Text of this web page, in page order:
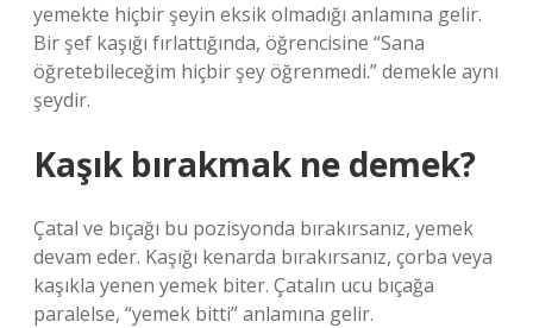
yemekte hiçbir şeyin eksik olmadığı anlamına gelir.
Bir şef kaşığı fırlattığında, öğrencisine “Sana
öğretebileceğim hiçbir şey öğrenmedi.” demekle aynı
şeydir.
Kaşık bırakmak ne demek?
Çatal ve bıçağı bu pozisyonda bırakırsanız, yemek
devam eder. Kaşığı kenarda bırakırsanız, çorba veya
kaşıkla yenen yemek biter. Çatalın ucu bıçağa
paralelse, “yemek bitti” anlamına gelir.